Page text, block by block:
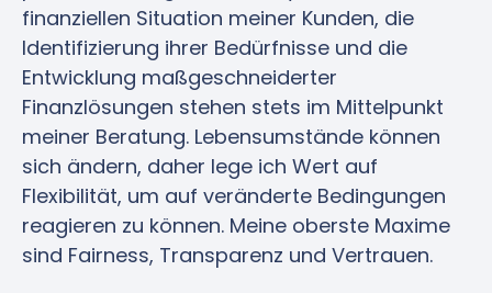
finanziellen Situation meiner Kunden, die
Identifizierung ihrer Bedürfnisse und die
Entwicklung maßgeschneiderter
Finanzlösungen stehen stets im Mittelpunkt
meiner Beratung. Lebensumstände können
sich ändern, daher lege ich Wert auf
Flexibilität, um auf veränderte Bedingungen
reagieren zu können. Meine oberste Maxime
sind Fairness, Transparenz und Vertrauen.